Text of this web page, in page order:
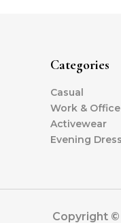
Categories
Casual
Work & Office
Activewear
Evening
Copyright ©